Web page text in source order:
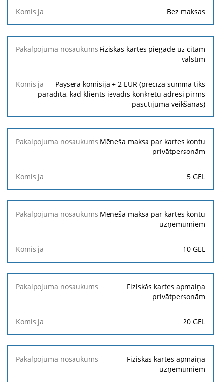
Bez maksas
Fiziskās kartes piegāde uz citām
valstīm
Paysera komisija + 2 EUR (precīza summa tiks
parādīta, kad klients ievadīs konkrētu adresi pirms
pasūtījuma veikšanas)
Mēneša maksa par kartes kontu
privātpersonām
5 GEL
Mēneša maksa par kartes kontu
uzņēmumiem
10 GEL
Fiziskās kartes apmaiņa
privātpersonām
20 GEL
Fiziskās kartes apmaiņa
uzņēmumiem